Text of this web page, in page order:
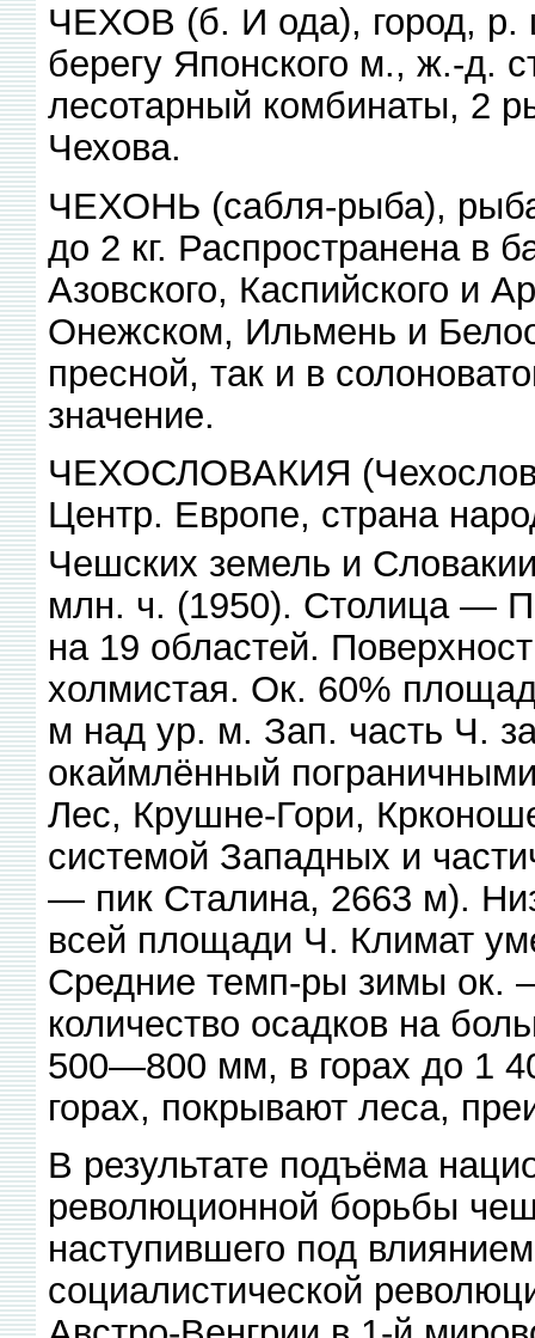
ЧЕХОВ (б. И ода), город,
берегу Японского м., ж.-д.
лесотарный комбинаты, 2
Чехова.
ЧЕХОНЬ (сабля-рыба),
до 2 кг. Распространена в
Азовского, Каспийского и
Онежском, Ильмень и
пресной, так и в
значение.
ЧЕХОСЛОВАКИЯ
Центр. Европе, страна
Чешских земель и
млн. ч. (1950). Столица —
на 19 областей.
холмистая. Ок. 60%
м над ур. м. Зап. часть Ч.
окаймлённый
Лес, Крушне-Гори,
системой Западных и
— пик Сталина, 2663 м).
всей площади Ч. Климат
Средние темп-ры зимы ок.
количество осадков на
500—800 мм, в горах до 1
горах, покрывают леса,
В результате подъёма
революционной борьбы
наступившего под
социалистической